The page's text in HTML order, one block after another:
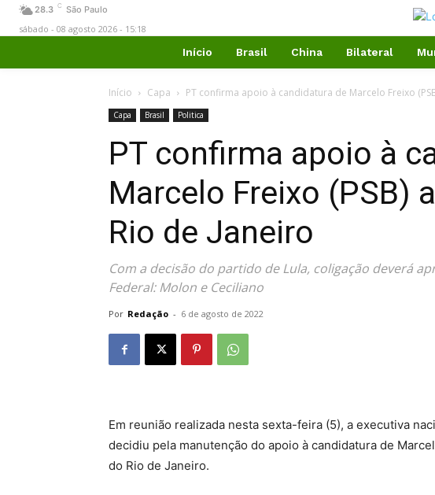
28.3 C São Paulo
sábado - 08 agosto 2026 - 15:18
Início Brasil China Bilateral
Início Capa PT confirma apoio à candidatura de Marcelo Freixo
Capa Brasil Politica
PT confirma apoio à
Marcelo Freixo (PSB)
Rio de Janeiro
Com a decisão do partido de Lula, coligação deverá
Federal: Molon e Ceciliano
Por Redação - 6 de agosto de 2022
Em reunião realizada nesta sexta-feira (5), a executiva
decidiu pela manutenção do apoio à candidatura de
do Rio de Janeiro.